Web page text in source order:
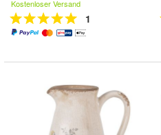
Kostenloser Versand
1